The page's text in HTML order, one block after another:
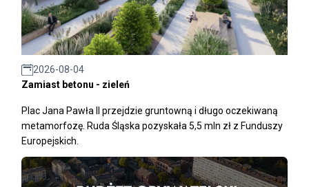
2026-08-04
Zamiast betonu - zieleń
Plac Jana Pawła II przejdzie gruntowną i długo oczekiwaną
metamorfozę. Ruda Śląska pozyskała 5,5 mln zł z Funduszy
Europejskich.